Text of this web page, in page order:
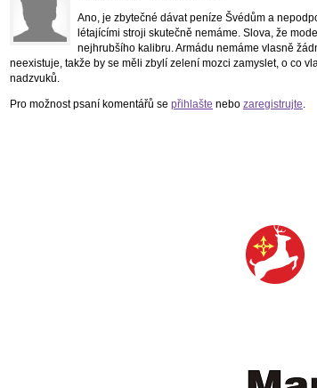
Ano, je zbytečné dávat peníze Švédům a
létajícími stroji skutečně nemáme. Slova, že
nejhrubšího kalibru. Armádu nemáme vlasně
neexistuje, takže by se měli zbylí zelení mozci zamyslet, o co
nadzvuků.
Pro možnost psaní komentářů se přihlašte nebo zaregistrujte.